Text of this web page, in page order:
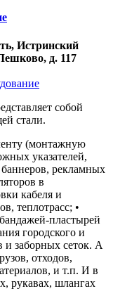
Истринский
д. 117
собой
стали.
(монтажную
указателей,
рекламных
в
кабеля и
теплотрасс; •
пластырей
городского и
и заборных сеток. А
отходов,
и т.п. И в
рукавах, шлангах